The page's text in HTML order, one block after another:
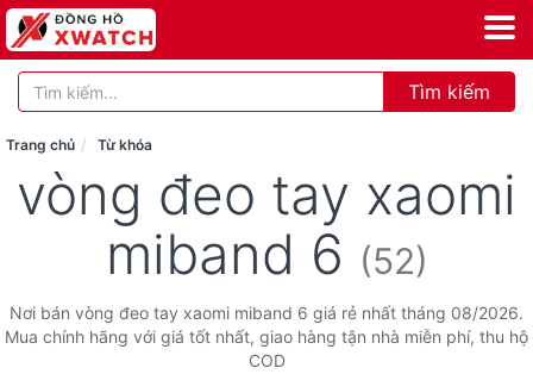
Tìm kiếm
Trang chủ Từ khóa
vòng đeo tay xaomi
miband 6 (52)
Nơi bán vòng đeo tay xaomi miband 6 giá rẻ nhất tháng 08/2026.
Mua chính hãng với giá tốt nhất, giao hàng tận nhà miễn phí, thu hộ
COD